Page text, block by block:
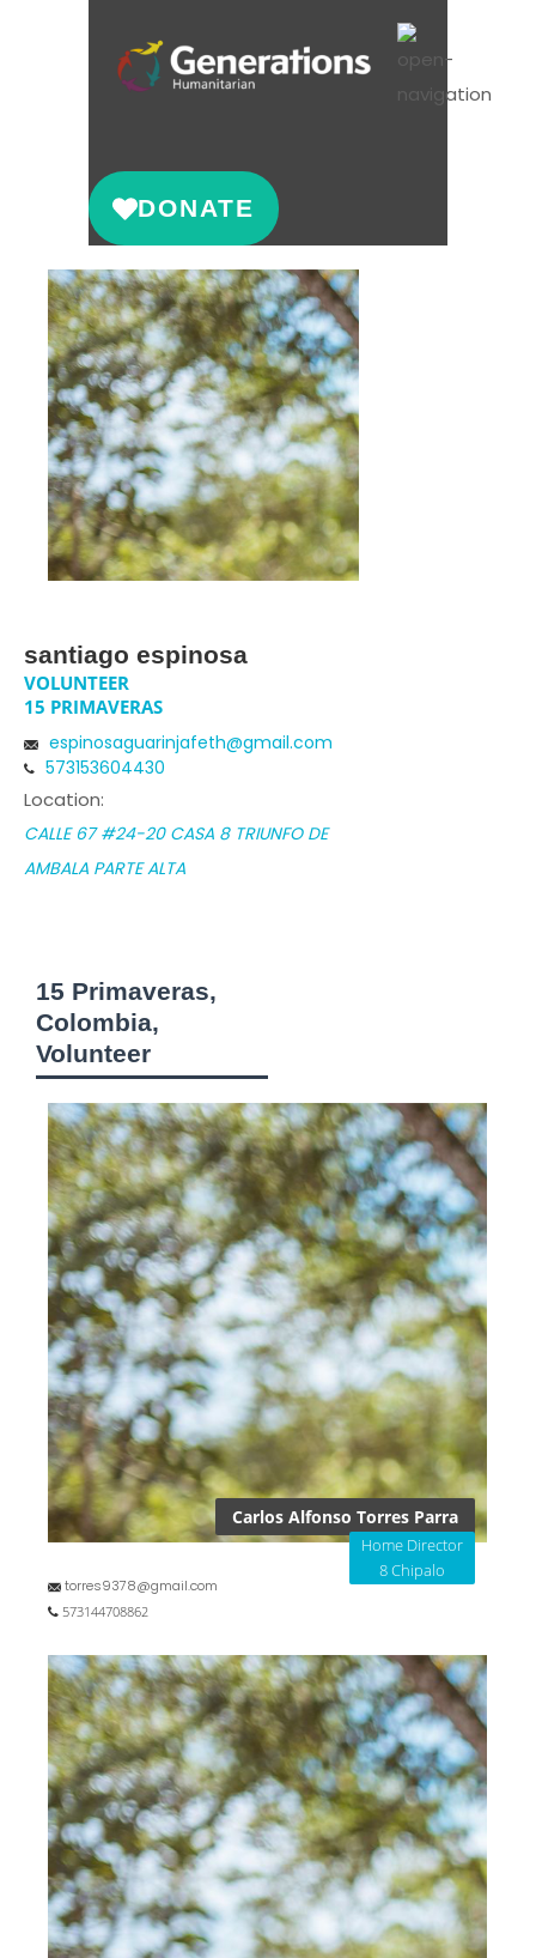
DONATE
santiago espinosa
VOLUNTEER
15 PRIMAVERAS
espinosaguarinjafeth@gmail.com
573153604430
Location:
CALLE 67 #24-20 CASA 8 TRIUNFO DE
AMBALA PARTE ALTA
15 Primaveras,
Colombia,
Volunteer
Carlos Alfonso Torres Parra
Home Director
8 Chipalo
torres9378@gmail.com
573144708862